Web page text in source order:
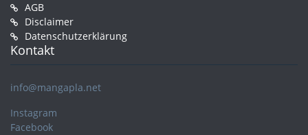
AGB
Disclaimer
Datenschutzerklärung
Kontakt
info@mangapla.net
Instagram
Facebook